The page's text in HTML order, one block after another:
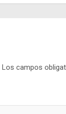
Los campos